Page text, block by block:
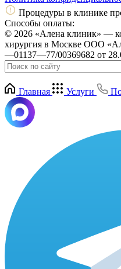
Процедуры в клинике
Способы оплаты:
© 2026 «Алена клиник» —
хирургия в Москве ООО
—01137—77/00369682 от
Главная Услуги